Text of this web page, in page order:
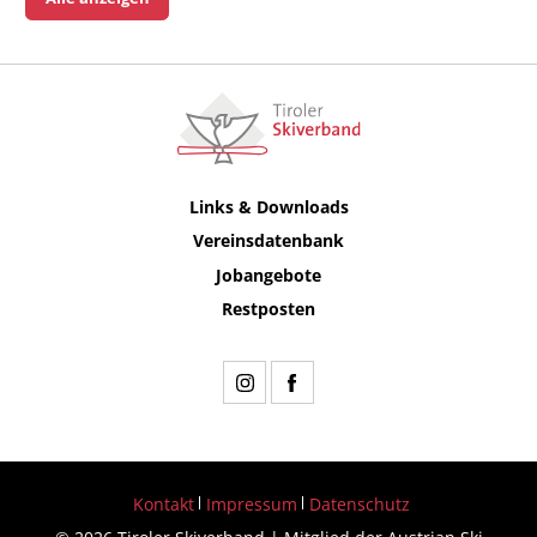
Links & Downloads
Vereinsdatenbank
Jobangebote
Restposten
Kontakt Impressum
Datenschutz